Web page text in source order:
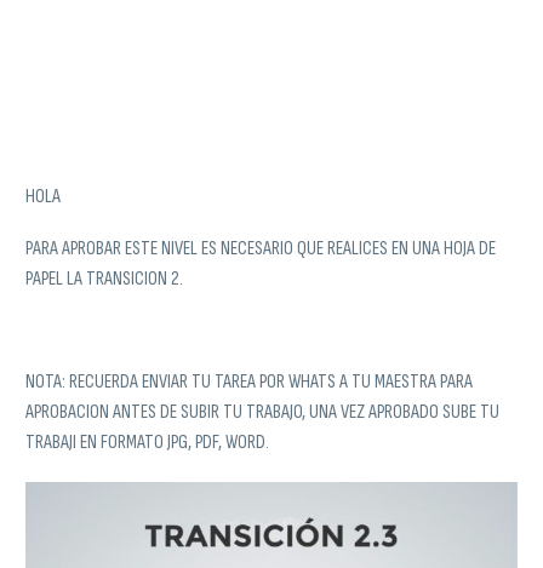
HOLA
PARA APROBAR ESTE NIVEL ES NECESARIO QUE REALICES EN UNA HOJA DE
PAPEL LA TRANSICION 2.
NOTA: RECUERDA ENVIAR TU TAREA POR WHATS A TU MAESTRA PARA
APROBACION ANTES DE SUBIR TU TRABAJO, UNA VEZ APROBADO SUBE TU
TRABAJI EN FORMATO JPG, PDF, WORD.